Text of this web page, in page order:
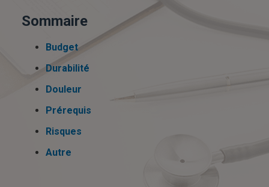
Sommaire
Budget
Durabilité
Douleur
Prérequis
Risques
Autre